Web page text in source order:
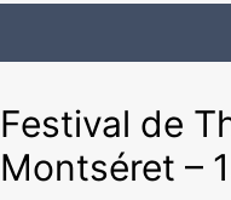
Festival de
Montséret –